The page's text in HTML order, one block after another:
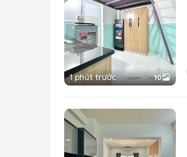
1 phút trước 10